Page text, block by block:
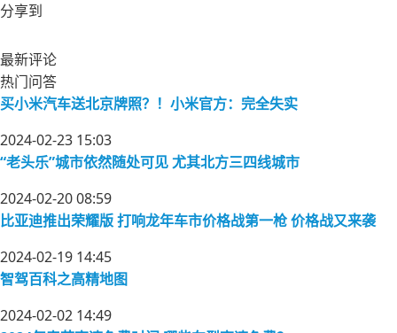
分享到
最新评论
热门问答
买小米汽车送北京牌照？！小米官方：完全失实
2024-02-23 15:03
“老头乐”城市依然随处可见 尤其北方三四线城市
2024-02-20 08:59
比亚迪推出荣耀版 打响龙年车市价格战第一枪 价格战又来袭
2024-02-19 14:45
智驾百科之高精地图
2024-02-02 14:49